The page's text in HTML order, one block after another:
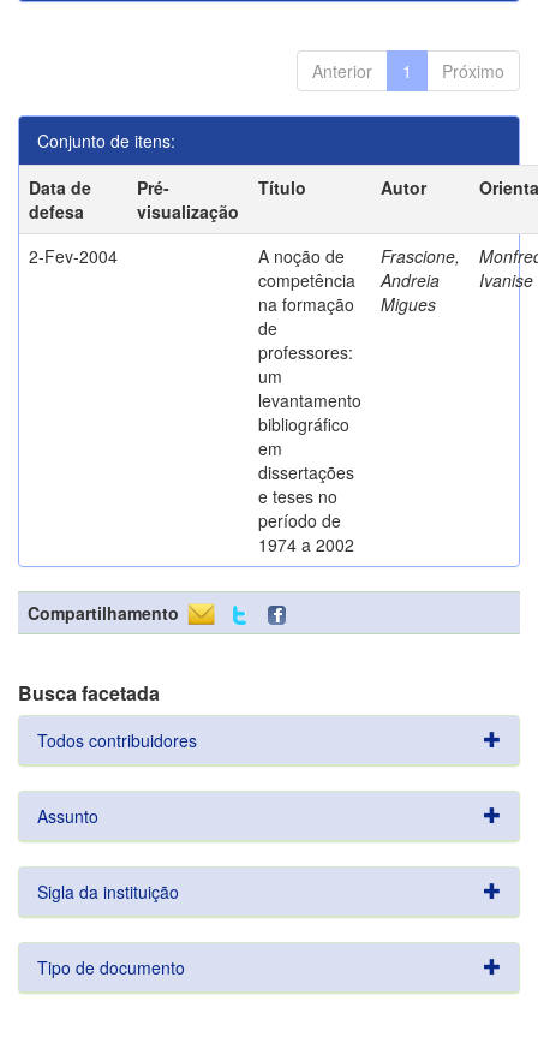
Anterior 1 Próximo
Conjunto de itens:
Data de
defesa
Pré-
visualização
Título Autor
2-Fev-2004
A noção de
competência
na formação
de
professores:
um
levantamento
bibliográfico
em
dissertações
e teses no
período de
1974 a 2002
Frascione,
Andreia
Migues
Ivanise
Compartilhamento
Busca facetada
Todos contribuidores
Assunto
Sigla da instituição
Tipo de documento